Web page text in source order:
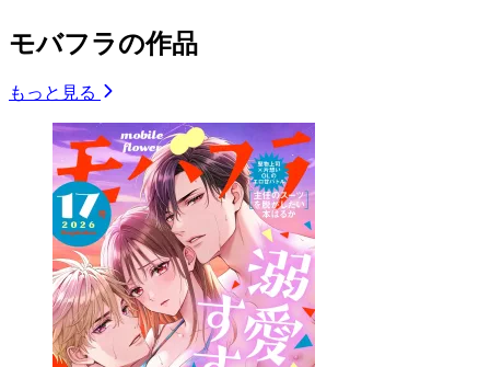
モバフラの作品
もっと見る